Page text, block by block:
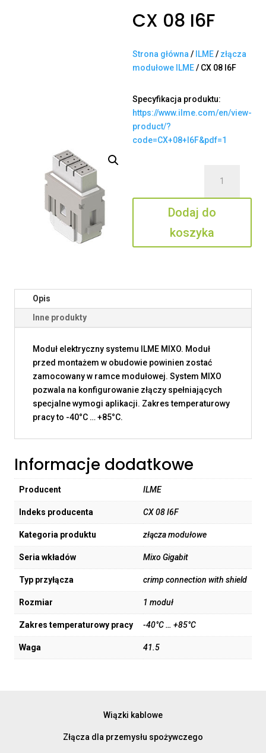
CX 08 I6F
Strona główna / ILME/ złącza
modułowe ILME/ CX 08 I6F
Specyfikacja produktu:
https://www.ilme.com/en/view-
product/?
code=CX+08+I6F&pdf=1
08
I6F
Dodaj do
koszyka
Opis
Inne produkty
Moduł elektryczny systemu ILME MIXO. Moduł
przed montażem w obudowie powinien zostać
zamocowany w ramce modułowej. System MIXO
pozwala na konfigurowanie złączy spełniających
specjalne wymogi aplikacji. Zakres temperaturowy
pracy to -40°C … +85°C.
Informacje dodatkowe
Producent ILME
Indeks producenta CX 08 I6F
Kategoria produktu złącza modułowe
Seria wkładów Mixo Gigabit
Typ przyłącza crimp connection with shield
Rozmiar 1 moduł
Zakres temperaturowy pracy -40°C … +85°C
Waga 41.5
Wiązki kablowe
Złącza dla przemysłu spożywczego